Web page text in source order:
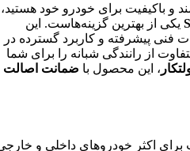
و باکیفیت برای خودرو خود هستید،
یکی از بهترین گزینه‌هاست. این
پیشرفته و کاربرد گسترده در
از رانندگی شبانه را برای شما
، این محصول با ضمانت اصالت
اکثر خودروهای داخلی و